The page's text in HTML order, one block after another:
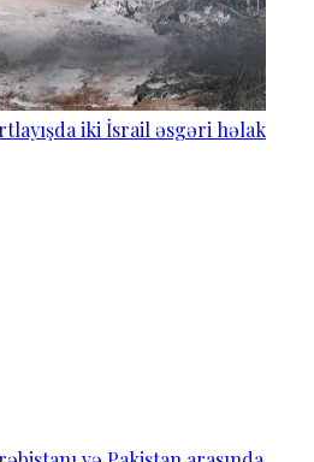
iki İsrail əsgəri həlak